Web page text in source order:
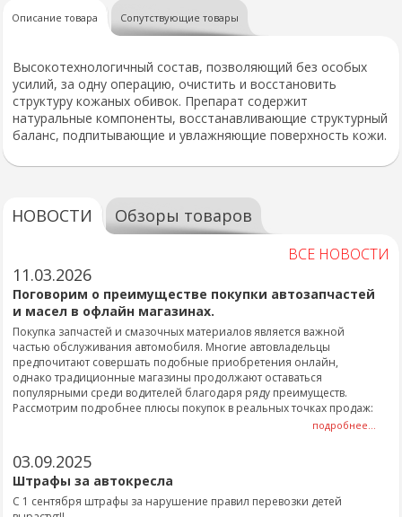
Описание товара Сопутствующие товары
Высокотехнологичный состав, позволяющий без особых
усилий, за одну операцию, очистить и восстановить
структуру кожаных обивок. Препарат содержит
натуральные компоненты, восстанавливающие структурный
баланс, подпитывающие и увлажняющие поверхность кожи.
НОВОСТИ Обзоры товаров
ВСЕ НОВОСТИ
11.03.2026
Поговорим о преимуществе покупки автозапчастей
и масел в офлайн магазинах.
Покупка запчастей и смазочных материалов является важной
частью обслуживания автомобиля. Многие автовладельцы
предпочитают совершать подобные приобретения онлайн,
однако традиционные магазины продолжают оставаться
популярными среди водителей благодаря ряду преимуществ.
Рассмотрим подробнее плюсы покупок в реальных точках продаж:
подробнее...
03.09.2025
Штрафы за автокресла
С 1 сентября штрафы за нарушение правил перевозки детей